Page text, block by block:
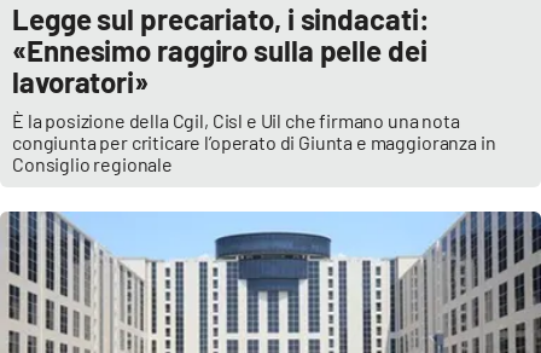
Legge sul precariato, i sindacati:
«Ennesimo raggiro sulla pelle dei
lavoratori»
È la posizione della Cgil, Cisl e Uil che firmano una nota
congiunta per criticare l’operato di Giunta e maggioranza in
Consiglio regionale